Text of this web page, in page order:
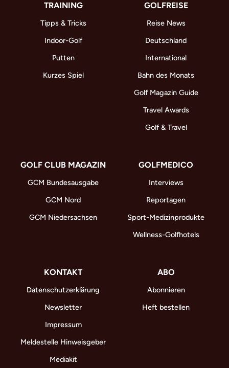
TRAINING
Tipps & Tricks
Indoor-Golf
Putten
Kurzes Spiel
GOLFREISE
Reise News
Deutschland
International
Bahn des Monats
Golf Magazin Guide
Travel Awards
Golf & Travel
GOLF CLUB MAGAZIN
GCM Bundesausgabe
GCM Nord
GCM Niedersachsen
GOLFMEDICO
Interviews
Reportagen
Sport-Medizinprodukte
Wellness-Golfhotels
KONTAKT
Datenschutzerklärung
Newsletter
Impressum
Meldestelle Hinweisgeber
Mediakit
ABO
Abonnieren
Heft bestellen